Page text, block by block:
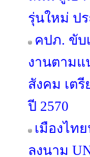
รุ่นใหม่ ปร
คปภ. ขับ
งานตามแ
สังคม เต
ปี 2570
เมืองไท
ลงนาม